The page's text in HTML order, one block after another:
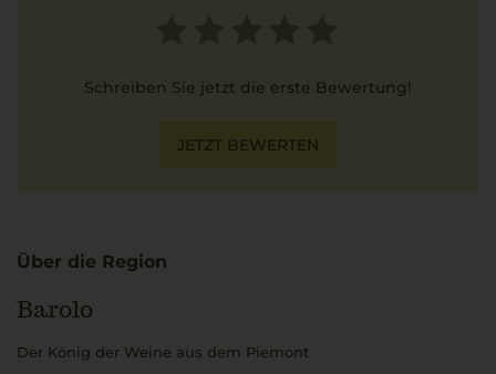
Schreiben Sie jetzt die erste Bewertung!
JETZT BEWERTEN
Über die Region
Barolo
Der König der Weine aus dem Piemont